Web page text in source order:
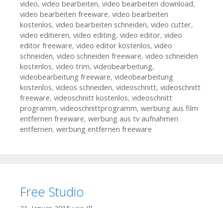
video, video bearbeiten, video bearbeiten download,
video bearbeiten freeware, video bearbeiten
kostenlos, video bearbeiten schneiden, video cutter,
video editieren, video editing, video editor, video
editor freeware, video editor kostenlos, video
schneiden, video schneiden freeware, video schneiden
kostenlos, video trim, videobearbeitung,
videobearbeitung freeware, videobearbeitung
kostenlos, videos schneiden, videoschnitt, videoschnitt
freeware, videoschnitt kostenlos, videoschnitt
programm, videoschnittprogramm, werbung aus film
entfernen freeware, werbung aus tv aufnahmen
entfernen, werbung entfernen freeware
Free Studio